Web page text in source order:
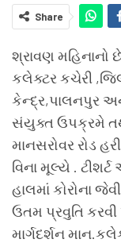
Share
શ્રાવણ મહિનાનો
કલેક્ટર કચેરી
કેન્દ્ર,પાલનપુર
સંયુક્ત ઉપક્રમે
માનસરોવર રોડ
વિના મૂલ્યે .
હાલમાં કોરોના
ઉતમ પ્રવુતિ
માર્ગદર્શન